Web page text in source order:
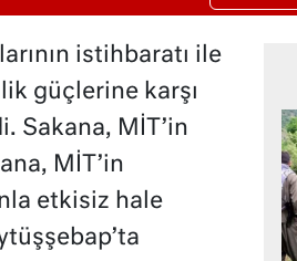
istihbaratı ile
güçlerine karşı
Sakana, MİT’in
MİT’in
etkisiz hale